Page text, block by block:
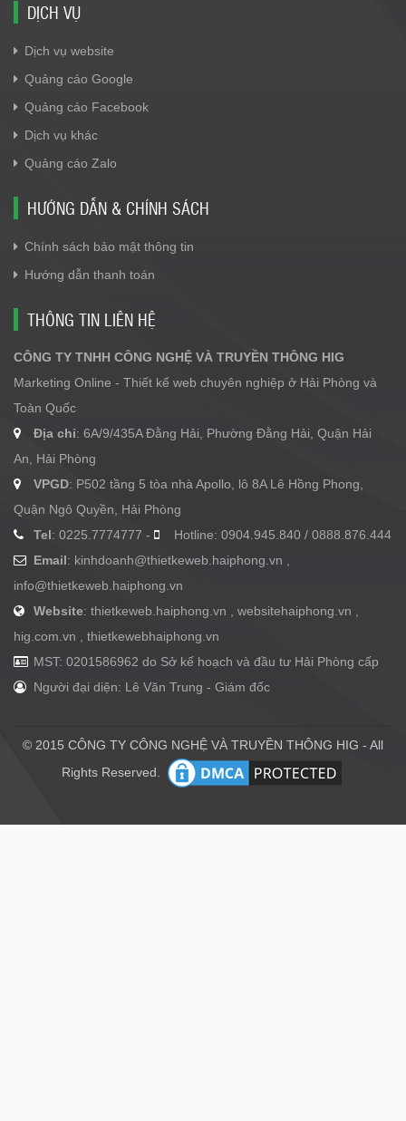
DỊCH VỤ
Dịch vụ website
Quảng cáo Google
Quảng cáo Facebook
Dịch vụ khác
Quảng cáo Zalo
HƯỚNG DẪN & CHÍNH SÁCH
Chính sách bảo mật thông tin
Hướng dẫn thanh toán
THÔNG TIN LIÊN HỆ
CÔNG TY TNHH CÔNG NGHỆ VÀ TRUYỀN THÔNG HIG
Marketing Online - Thiết kế web chuyên nghiệp ở Hải Phòng và
Toàn Quốc
Địa chỉ: 6A/9/435A Đằng Hải, Phường Đằng Hải, Quận Hải
An, Hải Phòng
VPGD: P502 tầng 5 tòa nhà Apollo, lô 8A Lê Hồng Phong,
Quận Ngô Quyền, Hải Phòng
Tel: 0225.7774777 -
Hotline: 0904.945.840 / 0888.876.444
Email: kinhdoanh@thietkeweb.haiphong.vn ,
info@thietkeweb.haiphong.vn
Website: thietkeweb.haiphong.vn , websitehaiphong.vn ,
hig.com.vn , thietkewebhaiphong.vn
MST: 0201586962 do Sở kế hoạch và đầu tư Hải Phòng cấp
Người đại diện: Lê Văn Trung - Giám đốc
© 2015 CÔNG TY CÔNG NGHỆ VÀ TRUYỀN THÔNG HIG - All
Rights Reserved.